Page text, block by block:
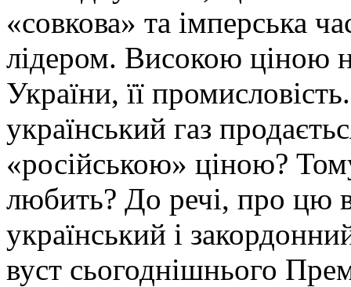
«совкова» та імперська
лідером. Високою ціною
України, її
український газ
«російською» ціною?
любить? До речі, про цю
український і
вуст сьогоднішнього